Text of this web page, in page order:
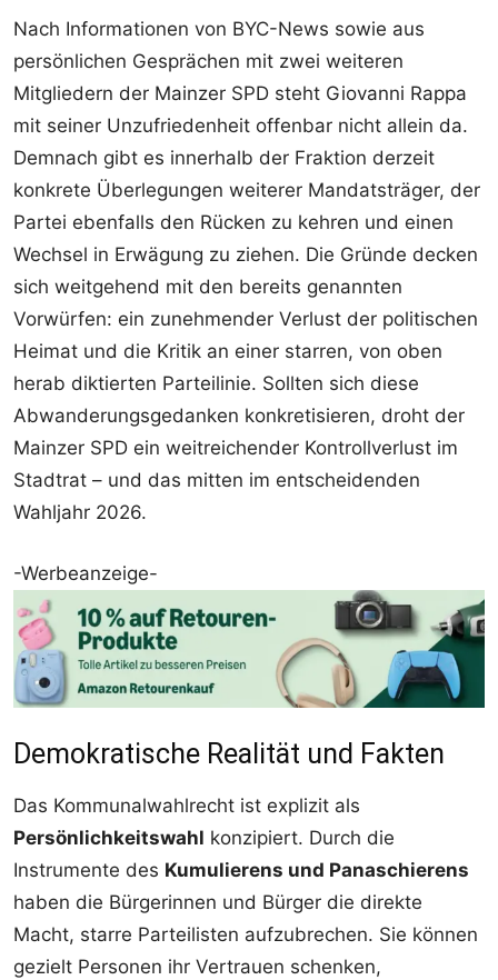
Nach Informationen von BYC-News sowie aus
persönlichen Gesprächen mit zwei weiteren
Mitgliedern der Mainzer SPD steht Giovanni Rappa
mit seiner Unzufriedenheit offenbar nicht allein da.
Demnach gibt es innerhalb der Fraktion derzeit
konkrete Überlegungen weiterer Mandatsträger, der
Partei ebenfalls den Rücken zu kehren und einen
Wechsel in Erwägung zu ziehen. Die Gründe decken
sich weitgehend mit den bereits genannten
Vorwürfen: ein zunehmender Verlust der politischen
Heimat und die Kritik an einer starren, von oben
herab diktierten Parteilinie. Sollten sich diese
Abwanderungsgedanken konkretisieren, droht der
Mainzer SPD ein weitreichender Kontrollverlust im
Stadtrat – und das mitten im entscheidenden
Wahljahr 2026.
-Werbeanzeige-
Demokratische Realität und Fakten
Das Kommunalwahlrecht ist explizit als
Persönlichkeitswahl konzipiert. Durch die
Instrumente des Kumulierens und Panaschierens
haben die Bürgerinnen und Bürger die direkte
Macht, starre Parteilisten aufzubrechen. Sie können
gezielt Personen ihr Vertrauen schenken,